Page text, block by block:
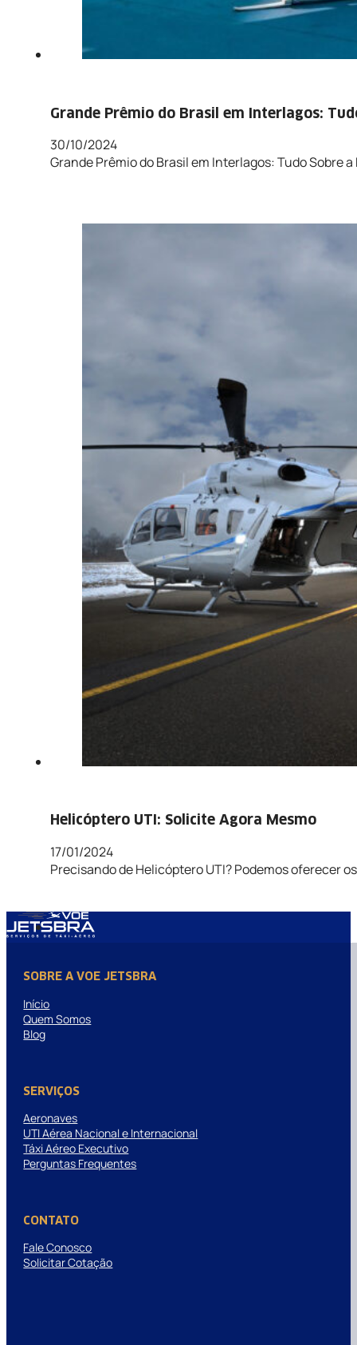
Grande Prêmio do Brasil em Interlagos:
30/10/2024
Grande Prêmio do Brasil em Interlagos: Tudo Sobre
Helicóptero UTI: Solicite Agora Mesmo
17/01/2024
Precisando de Helicóptero UTI? Podemos oferecer
SOBRE A VOE JETSBRA
Início
Quem Somos
Blog
SERVIÇOS
Aeronaves
UTI Aérea Nacional e Internacional
Táxi Aéreo Executivo
Perguntas Frequentes
CONTATO
Fale Conosco
Solicitar Cotação